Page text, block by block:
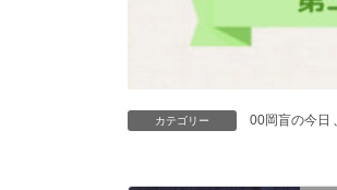
カテゴリー 00岡盲の今日